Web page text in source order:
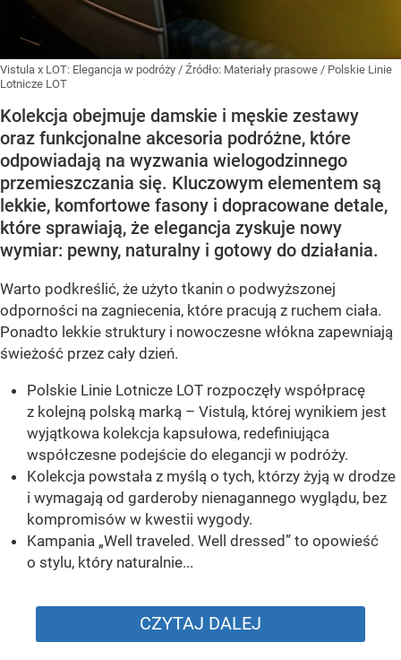
Vistula x LOT: Elegancja w podróży / Źródło: Materiały prasowe / Polskie Linie
Lotnicze LOT
Kolekcja obejmuje damskie i męskie zestawy
oraz funkcjonalne akcesoria podróżne, które
odpowiadają na wyzwania wielogodzinnego
przemieszczania się. Kluczowym elementem są
lekkie, komfortowe fasony i dopracowane detale,
które sprawiają, że elegancja zyskuje nowy
wymiar: pewny, naturalny i gotowy do działania.
Warto podkreślić, że użyto tkanin o podwyższonej
odporności na zagniecenia, które pracują z ruchem ciała.
Ponadto lekkie struktury i nowoczesne włókna zapewniają
świeżość przez cały dzień.
Polskie Linie Lotnicze LOT rozpoczęły współpracę
z kolejną polską marką – Vistulą, której wynikiem jest
wyjątkowa kolekcja kapsułowa, redefiniująca
współczesne podejście do elegancji w podróży.
Kolekcja powstała z myślą o tych, którzy żyją w drodze
i wymagają od garderoby nienagannego wyglądu, bez
kompromisów w kwestii wygody.
Kampania „Well traveled. Well dressed” to opowieść
o stylu, który naturalnie...
CZYTAJ DALEJ